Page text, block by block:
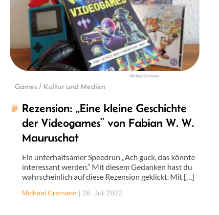
Michael Cremann
Games / Kultur und Medien
Rezension: „Eine kleine Geschichte
der Videogames“ von Fabian W. W.
Mauruschat
Ein unterhaltsamer Speedrun „Ach guck, das könnte
interessant werden.“ Mit diesem Gedanken hast du
wahrscheinlich auf diese Rezension geklickt. Mit […]
Michael Cremann | 26. Juli 2022